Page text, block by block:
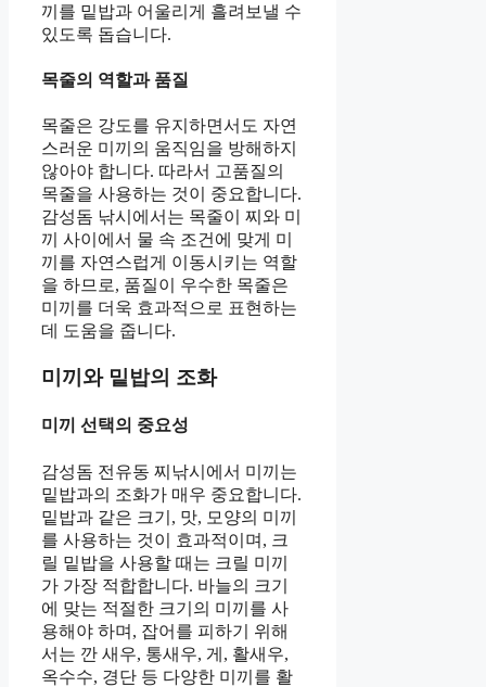
끼를 밑밥과 어울리게 흘려보낼 수
있도록 돕습니다.
목줄의 역할과 품질
목줄은 강도를 유지하면서도 자연
스러운 미끼의 움직임을 방해하지
않아야 합니다. 따라서 고품질의
목줄을 사용하는 것이 중요합니다.
감성돔 낚시에서는 목줄이 찌와 미
끼 사이에서 물 속 조건에 맞게 미
끼를 자연스럽게 이동시키는 역할
을 하므로, 품질이 우수한 목줄은
미끼를 더욱 효과적으로 표현하는
데 도움을 줍니다.
미끼와 밑밥의 조화
미끼 선택의 중요성
감성돔 전유동 찌낚시에서 미끼는
밑밥과의 조화가 매우 중요합니다.
밑밥과 같은 크기, 맛, 모양의 미끼
를 사용하는 것이 효과적이며, 크
릴 밑밥을 사용할 때는 크릴 미끼
가 가장 적합합니다. 바늘의 크기
에 맞는 적절한 크기의 미끼를 사
용해야 하며, 잡어를 피하기 위해
서는 깐 새우, 통새우, 게, 활새우,
옥수수, 경단 등 다양한 미끼를 활